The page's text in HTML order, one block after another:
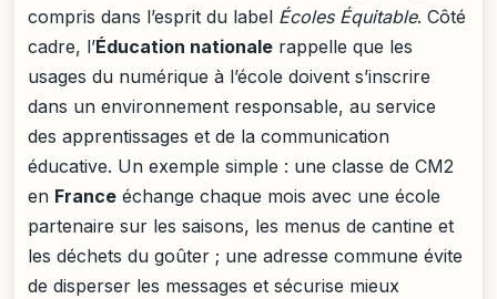
compris dans l’esprit du label Écoles Équitable. Côté
cadre, l’Éducation nationale rappelle que les
usages du numérique à l’école doivent s’inscrire
dans un environnement responsable, au service
des apprentissages et de la communication
éducative. Un exemple simple : une classe de CM2
en France échange chaque mois avec une école
partenaire sur les saisons, les menus de cantine et
les déchets du goûter ; une adresse commune évite
de disperser les messages et sécurise mieux